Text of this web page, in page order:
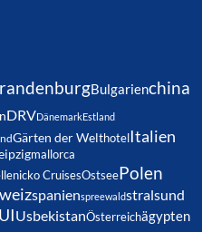
Bulgarienchina
DRVDänemarkEstland
Gärten der WelthotelItalien
mallorca
nicko CruisesOstseePolen
spanienspreewaldstralsund
UsbekistanÖsterreichägypten